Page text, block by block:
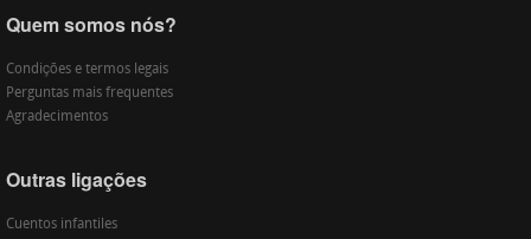
Quem somos nós?
Condições e termos legais
Perguntas mais frequentes
Agradecimentos
Outras ligações
Cuentos infantiles